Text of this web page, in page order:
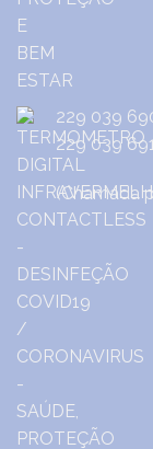
229 039
229 039 691
(Chamada